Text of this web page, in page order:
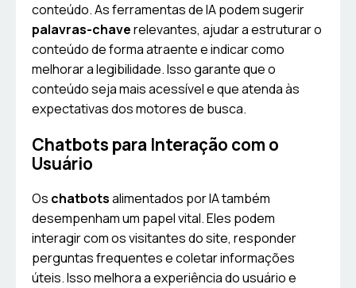
conteúdo. As ferramentas de IA podem sugerir
palavras-chaverelevantes, ajudar a estruturar o
conteúdo de forma atraente e indicar como
melhorar a legibilidade. Isso garante que o
conteúdo seja mais acessível e que atenda às
expectativas dos motores de busca.
Chatbots para Interação com o
Usuário
Os chatbotsalimentados por IA também
desempenham um papel vital. Eles podem
interagir com os visitantes do site, responder
perguntas frequentes e coletar informações
úteis. Isso melhora a experiência do usuário e